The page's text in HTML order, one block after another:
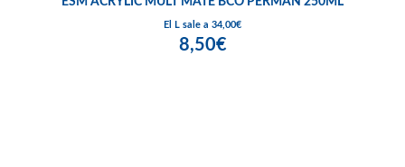
El L sale a 34,00€
8,50€